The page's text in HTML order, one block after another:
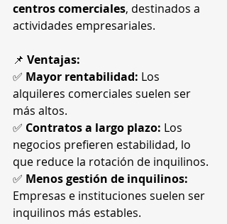
centros comerciales, destinados a
actividades empresariales.
📌 Ventajas:
✅ Mayor rentabilidad: Los
alquileres comerciales suelen ser
más altos.
✅ Contratos a largo plazo: Los
negocios prefieren estabilidad, lo
que reduce la rotación de inquilinos.
✅ Menos gestión de inquilinos:
Empresas e instituciones suelen ser
inquilinos más estables.